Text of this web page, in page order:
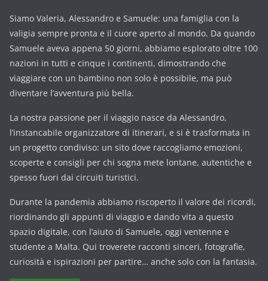
Siamo Valeria, Alessandro e Samuele: una famiglia con la
valigia sempre pronta e il cuore aperto al mondo. Da quando
Samuele aveva appena 50 giorni, abbiamo esplorato oltre 100
nazioni in tutti e cinque i continenti, dimostrando che
viaggiare con un bambino non solo è possibile, ma può
diventare l’avventura più bella.
La nostra passione per il viaggio nasce da Alessandro,
l’instancabile organizzatore di itinerari, e si è trasformata in
un progetto condiviso: un sito dove raccogliamo emozioni,
scoperte e consigli per chi sogna mete lontane, autentiche e
spesso fuori dai circuiti turistici.
Durante la pandemia abbiamo riscoperto il valore dei ricordi,
riordinando gli appunti di viaggio e dando vita a questo
spazio digitale, con l’aiuto di Samuele, oggi ventenne e
studente a Malta. Qui troverete racconti sinceri, fotografie,
curiosità e ispirazioni per partire… anche solo con la fantasia.